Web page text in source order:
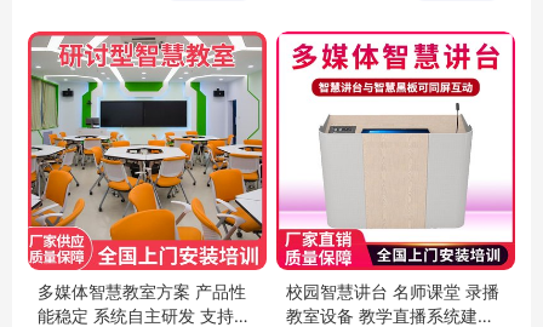
多媒体智慧教室方案 产品性
能稳定 系统自主研发 支持视
校园智慧讲台 名师课堂 录播
教室设备 教学直播系统建设